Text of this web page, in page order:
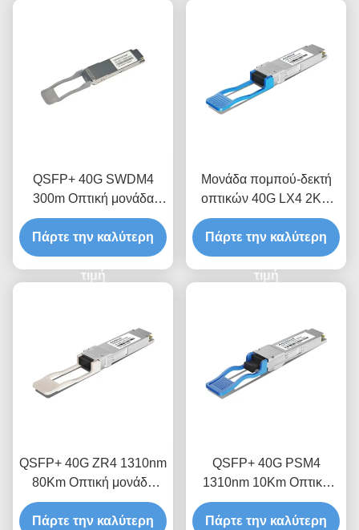
QSFP+ 40G SWDM4
300m Οπτική μονάδα
δέκτη
Πάρτε την καλύτερη
τιμή
Μονάδα πομπού-δεκτή
οπτικών 40G LX4 2Km
QSFP+
Πάρτε την καλύτερη
τιμή
QSFP+ 40G ZR4 1310nm
80Km Οπτική μονάδα
πομποδέκτη
Πάρτε την καλύτερη
QSFP+ 40G PSM4
1310nm 10Km Οπτική
Μονάδα Πιστολήπτη
Πάρτε την καλύτερη